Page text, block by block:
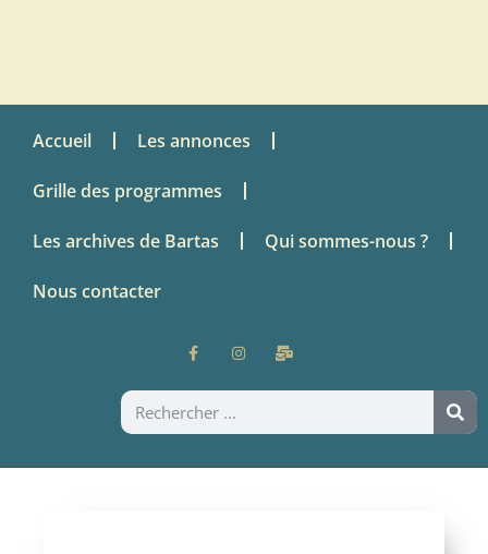
Accueil Les annonces
Grille des programmes
Les archives de Bartas Qui sommes-nous ?
Nous contacter